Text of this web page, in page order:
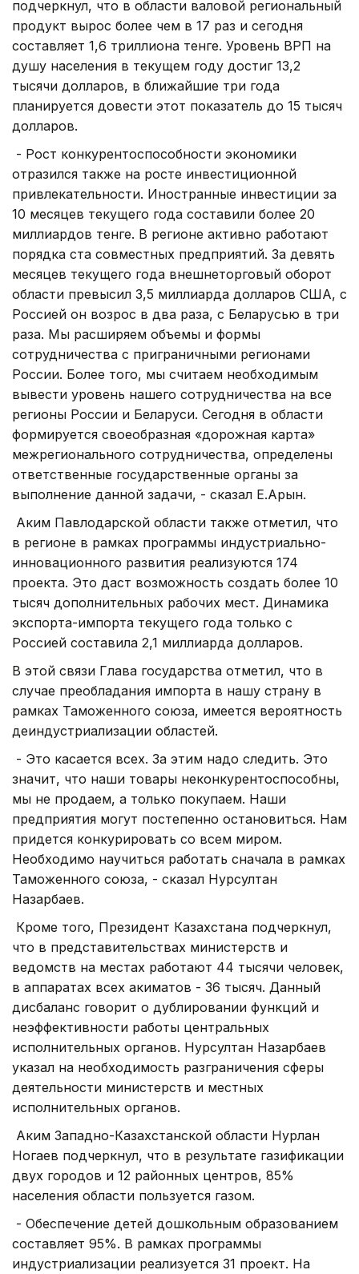
подчеркнул, что в области валовой региональный
продукт вырос более чем в 17 раз и сегодня
составляет 1,6 триллиона тенге. Уровень ВРП на
душу населения в текущем году достиг 13,2
тысячи долларов, в ближайшие три года
планируется довести этот показатель до 15 тысяч
долларов.
- Рост конкурентоспособности экономики
отразился также на росте инвестиционной
привлекательности. Иностранные инвестиции за
10 месяцев текущего года составили более 20
миллиардов тенге. В регионе активно работают
порядка ста совместных предприятий. За девять
месяцев текущего года внешнеторговый оборот
области превысил 3,5 миллиарда долларов США, с
Россией он возрос в два раза, с Беларусью в три
раза. Мы расширяем объемы и формы
сотрудничества с приграничными регионами
России. Более того, мы считаем необходимым
вывести уровень нашего сотрудничества на все
регионы России и Беларуси. Сегодня в области
формируется своеобразная «дорожная карта»
межрегионального сотрудничества, определены
ответственные государственные органы за
выполнение данной задачи, - сказал Е.Арын.
Аким Павлодарской области также отметил, что
в регионе в рамках программы индустриально-
инновационного развития реализуются 174
проекта. Это даст возможность создать более 10
тысяч дополнительных рабочих мест. Динамика
экспорта-импорта текущего года только с
Россией составила 2,1 миллиарда долларов.
В этой связи Глава государства отметил, что в
случае преобладания импорта в нашу страну в
рамках Таможенного союза, имеется вероятность
деиндустриализации областей.
- Это касается всех. За этим надо следить. Это
значит, что наши товары неконкурентоспособны,
мы не продаем, а только покупаем. Наши
предприятия могут постепенно остановиться. Нам
придется конкурировать со всем миром.
Необходимо научиться работать сначала в рамках
Таможенного союза, - сказал Нурсултан
Назарбаев.
Кроме того, Президент Казахстана подчеркнул,
что в представительствах министерств и
ведомств на местах работают 44 тысячи человек,
в аппаратах всех акиматов - 36 тысяч. Данный
дисбаланс говорит о дублировании функций и
неэффективности работы центральных
исполнительных органов. Нурсултан Назарбаев
указал на необходимость разграничения сферы
деятельности министерств и местных
исполнительных органов.
Аким Западно-Казахстанской области Нурлан
Ногаев подчеркнул, что в результате газификации
двух городов и 12 районных центров, 85%
населения области пользуется газом.
- Обеспечение детей дошкольным образованием
составляет 95%. В рамках программы
индустриализации реализуется 31 проект. На